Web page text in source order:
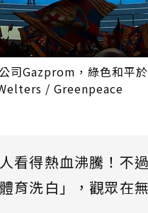
司Gazprom，綠色和平
/ Greenpeace
看得熱血沸騰！不
育洗白」，觀眾在